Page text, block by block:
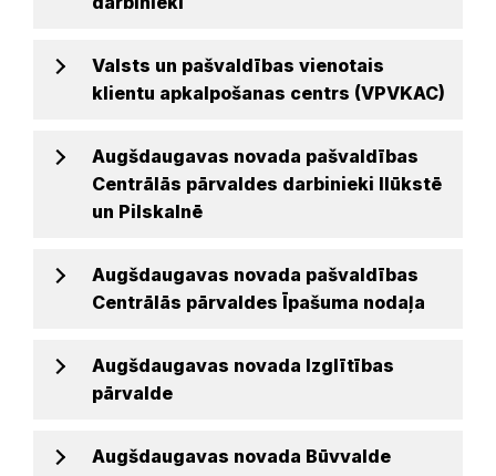
Valsts un pašvaldības vienotais
klientu apkalpošanas centrs (VPVKAC)
Augšdaugavas novada pašvaldības
Centrālās pārvaldes darbinieki Ilūkstē
un Pilskalnē
Augšdaugavas novada pašvaldības
Centrālās pārvaldes Īpašuma nodaļa
Augšdaugavas novada Izglītības
pārvalde
Augšdaugavas novada Būvvalde